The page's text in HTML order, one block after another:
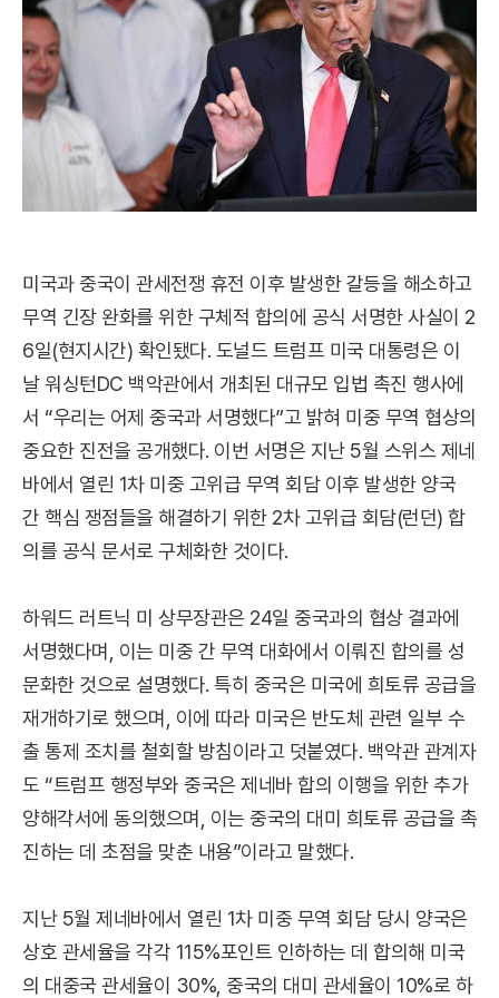
미국과 중국이 관세전쟁 휴전 이후 발생한 갈등을 해소하고
무역 긴장 완화를 위한 구체적 합의에 공식 서명한 사실이 2
6일(현지시간) 확인됐다. 도널드 트럼프 미국 대통령은 이
날 워싱턴DC 백악관에서 개최된 대규모 입법 촉진 행사에
서 “우리는 어제 중국과 서명했다”고 밝혀 미중 무역 협상의
중요한 진전을 공개했다. 이번 서명은 지난 5월 스위스 제네
바에서 열린 1차 미중 고위급 무역 회담 이후 발생한 양국
간 핵심 쟁점들을 해결하기 위한 2차 고위급 회담(런던) 합
의를 공식 문서로 구체화한 것이다.
하워드 러트닉 미 상무장관은 24일 중국과의 협상 결과에
서명했다며, 이는 미중 간 무역 대화에서 이뤄진 합의를 성
문화한 것으로 설명했다. 특히 중국은 미국에 희토류 공급을
재개하기로 했으며, 이에 따라 미국은 반도체 관련 일부 수
출 통제 조치를 철회할 방침이라고 덧붙였다. 백악관 관계자
도 “트럼프 행정부와 중국은 제네바 합의 이행을 위한 추가
양해각서에 동의했으며, 이는 중국의 대미 희토류 공급을 촉
진하는 데 초점을 맞춘 내용”이라고 말했다.
지난 5월 제네바에서 열린 1차 미중 무역 회담 당시 양국은
상호 관세율을 각각 115%포인트 인하하는 데 합의해 미국
의 대중국 관세율이 30%, 중국의 대미 관세율이 10%로 하